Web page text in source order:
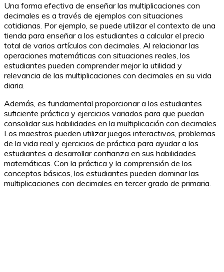
Una forma efectiva de enseñar las multiplicaciones con
decimales es a través de ejemplos con situaciones
cotidianas. Por ejemplo, se puede utilizar el contexto de una
tienda para enseñar a los estudiantes a calcular el precio
total de varios artículos con decimales. Al relacionar las
operaciones matemáticas con situaciones reales, los
estudiantes pueden comprender mejor la utilidad y
relevancia de las multiplicaciones con decimales en su vida
diaria.
Además, es fundamental proporcionar a los estudiantes
suficiente práctica y ejercicios variados para que puedan
consolidar sus habilidades en la multiplicación con decimales.
Los maestros pueden utilizar juegos interactivos, problemas
de la vida real y ejercicios de práctica para ayudar a los
estudiantes a desarrollar confianza en sus habilidades
matemáticas. Con la práctica y la comprensión de los
conceptos básicos, los estudiantes pueden dominar las
multiplicaciones con decimales en tercer grado de primaria.